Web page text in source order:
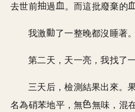
去世前
過 。而這批廢棄的
我激 了一整晚都沒睡著。
第二天，天一亮，我找了
三天后，檢測結果出來。
名為硝苯地平，無
無味，混